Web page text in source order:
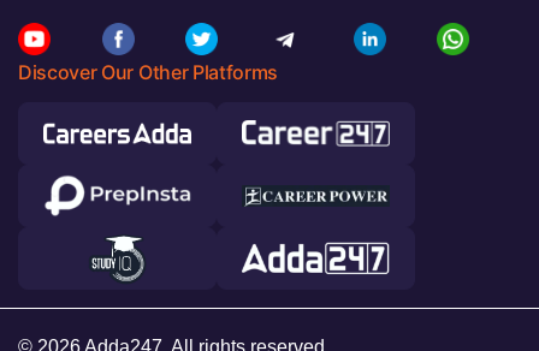
Discover Our Other Platforms
© 2026 Adda247. All rights reserved.